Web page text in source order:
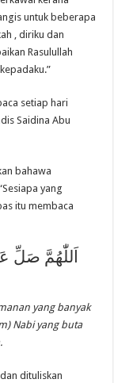
untuk beberapa
, diriku dan
Rasulullah
setiap hari
Saidina Abu
bahawa
yang
itu membaca
اَللّٰهُمَّ صَلِّ
yang banyak
Nabi yang buta
dituliskan